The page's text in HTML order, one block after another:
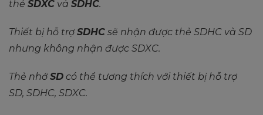
thẻ SDXC và SDHC.
Thiết bị hỗ trợ SDHC sẽ nhận được thẻ SDHC và SD
nhưng không nhận được SDXC.
Thẻ nhớ SD có thể tương thích với thiết bị hỗ trợ
SD, SDHC, SDXC.